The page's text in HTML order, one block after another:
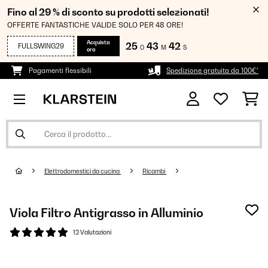
Fino al 29 % di sconto su prodotti selezionati!
OFFERTE FANTASTICHE VALIDE SOLO PER 48 ORE!
FULLSWING29
Acquista
ora
25 O 43 M 42 S
Pagamenti flessibili Spedizione gratuita da 100€*
Elettrodomestici da cucina Ricambi
Viola Filtro Antigrasso in Alluminio
12 Valutazioni